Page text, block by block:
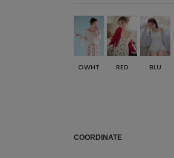
OWHT RED BLU
COORDINATE